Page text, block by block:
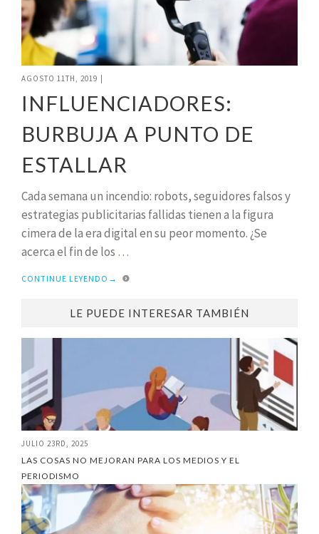
AGOSTO 11TH, 2019
INFLUENCIADORES:
BURBUJA A PUNTO DE
ESTALLAR
Cada semana un incendio: robots, seguidores falsos y
estrategias publicitarias fallidas tienen a la figura
cimera de la era digital en su peor momento. ¿Se
acerca el fin de los …
CONTINUE LEYENDO →
LE PUEDE INTERESAR TAMBIÉN
JULIO 23RD, 2025
LAS COSAS NO MEJORAN PARA LOS MEDIOS Y EL
PERIODISMO